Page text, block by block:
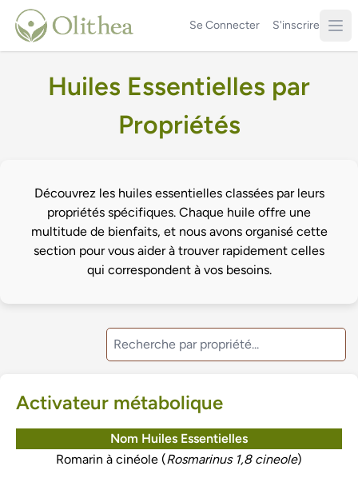
Se Connecter S'inscrire
Huiles Essentielles par
Propriétés
Découvrez les huiles essentielles classées par leurs
propriétés spécifiques. Chaque huile offre une
multitude de bienfaits, et nous avons organisé cette
section pour vous aider à trouver rapidement celles
qui correspondent à vos besoins.
Activateur métabolique
Nom Huiles Essentielles
Romarin à cinéole (Rosmarinus 1,8 cineole)